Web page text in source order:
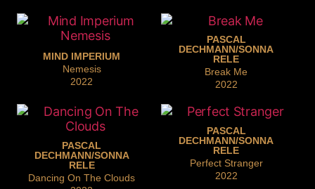
MIND IMPERIUM
Nemesis
2022
PASCAL
DECHMANN/SONNA
RELE
Break Me
2022
PASCAL
DECHMANN/SONNA
RELE
Dancing On The Clouds
PASCAL
DECHMANN/SONNA
RELE
Perfect Stranger
2022